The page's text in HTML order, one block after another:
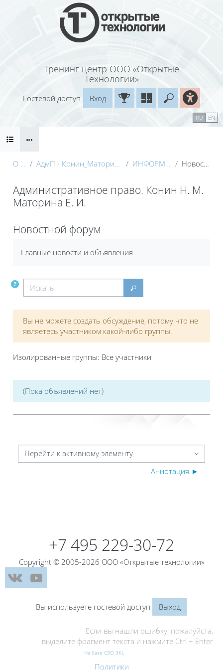
Перейти к основному содержанию
Тренинг центр ООО «Открытые
Технологии»
Введите
Гостевой доступ
Вход
RU EN
Блоки
О курсе АдмП - Конин_Маторина (Электронный курс)_Демо ИНФОРМАЦИЯ О КУРСЕ Новостной форум
Административное право. Конин Н. М.
Маторина Е. И.
Новостной форум
Главные новости и объявления
Искать
Искать
Вы не можете создать обсуждение, потому что не
являетесь участником какой-либо группы.
Изолированные группы: Все участники
(Пока объявлений нет)
Перейти к активному элементу
Аннотация ►
+7 495 229-30-72
Copyright © 2005-2026 ООО «Открытые технологии»
Вы используете гостевой доступ Выход
Если вы нашли ошибку, пожалуйста,
выделите фрагмент текста и нажмите Ctrl + Enter
На базе СЭО 3KL
Политики